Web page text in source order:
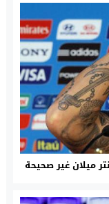
ميلان غير صحيحة